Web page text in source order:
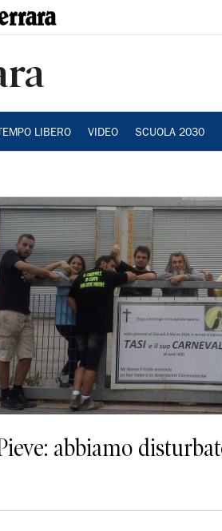
LIBERO VIDEO SCUOLA 2030
abbiamo